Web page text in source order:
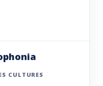
CULTURES